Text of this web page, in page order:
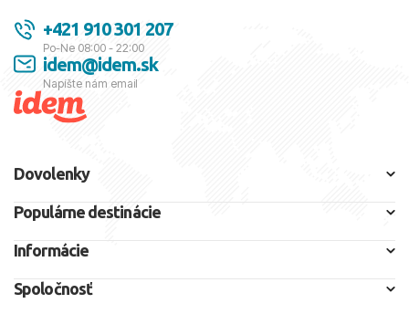
+421 910 301 207
Po-Ne 08:00 - 22:00
idem@idem.sk
Napíšte nám email
Dovolenky
Populárne destinácie
Informácie
Spoločnosť